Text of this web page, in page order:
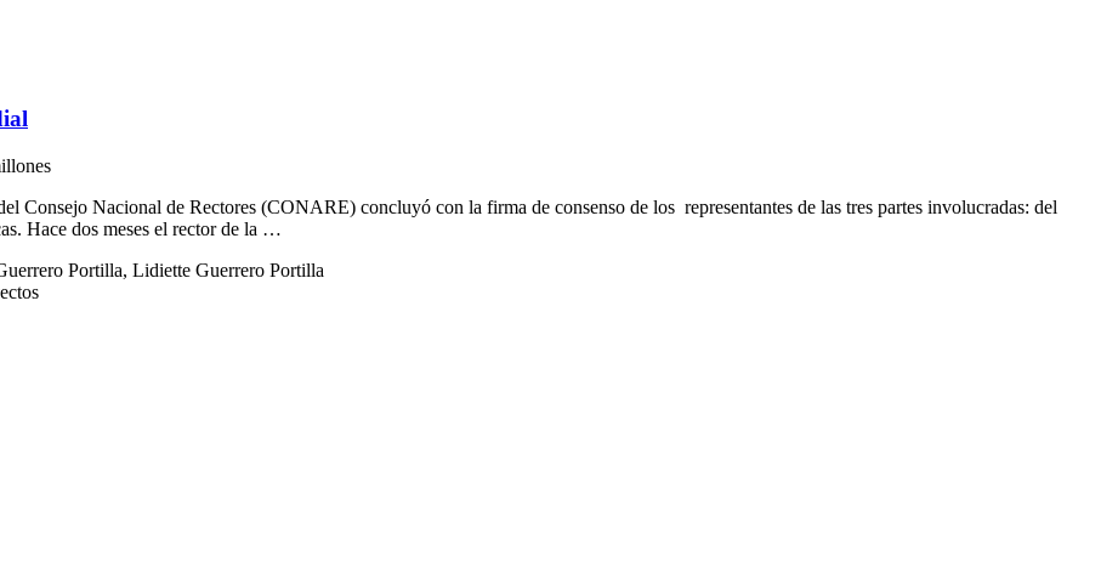
Consejo Nacional de Rectores (CONARE) concluyó con la firma de consenso de los representantes de las tres partes involucradas: del
Hace dos meses el rector de la …
Portilla, Lidiette Guerrero Portilla